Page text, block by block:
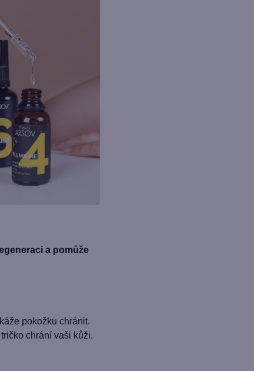
a pomůže
pokožku chránit.
chrání vaši kůži.